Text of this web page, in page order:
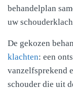
behandelplan
uw
De gekozen
klachten: een
vanzelfsprekend
schouder die uit